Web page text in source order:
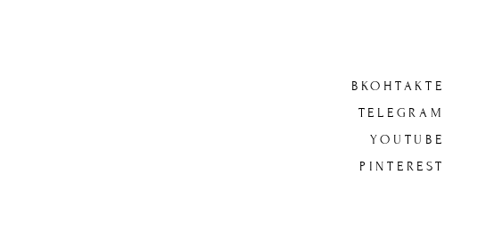
ВКОНТАКТЕ
TELEGRAM
YOUTUBE
PINTEREST